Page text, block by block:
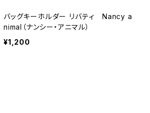
バッグキーホルダー リバティ Nancy a
nimal（ナンシー・アニマル）
¥1,200